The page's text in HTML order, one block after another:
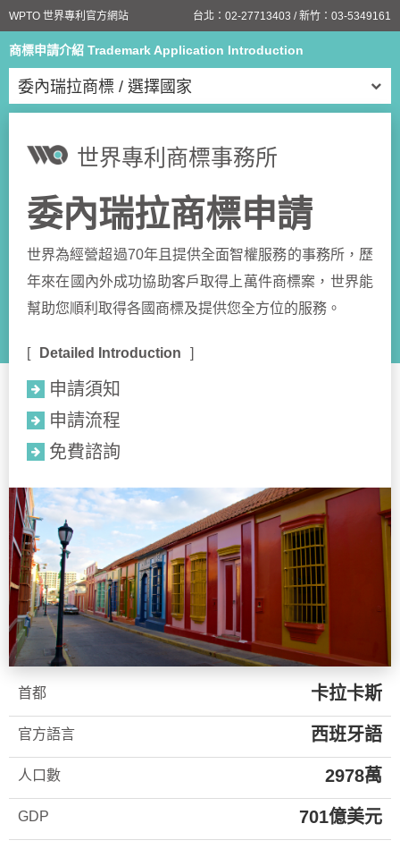
WPTO 世界專利官方網站 台北： 02-27713403 / 新竹： 03-5349161
商標申請介紹 Trademark Application Introduction
委內瑞拉商標 / 選擇國家
世界專利商標事務所
委內瑞拉商標申請
世界為經營超過70年且提供全面智權服務的事務所，歷
年來在國內外成功協助客戶取得上萬件商標案，世界能
幫助您順利取得各國商標及提供您全方位的服務。
Detailed Introduction
申請須知
申請流程
免費諮詢
卡拉卡斯
首都
西班牙語
官方語言
2978萬
人口數
701億美元
GDP